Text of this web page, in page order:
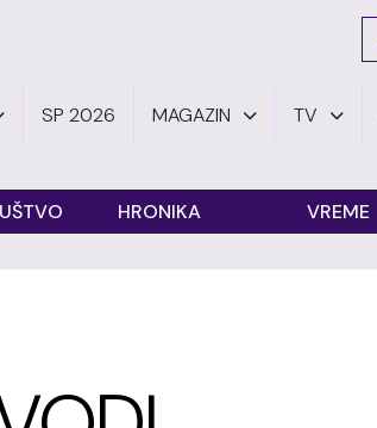
SP 2026 MAGAZIN TV
HRONIKA VREME